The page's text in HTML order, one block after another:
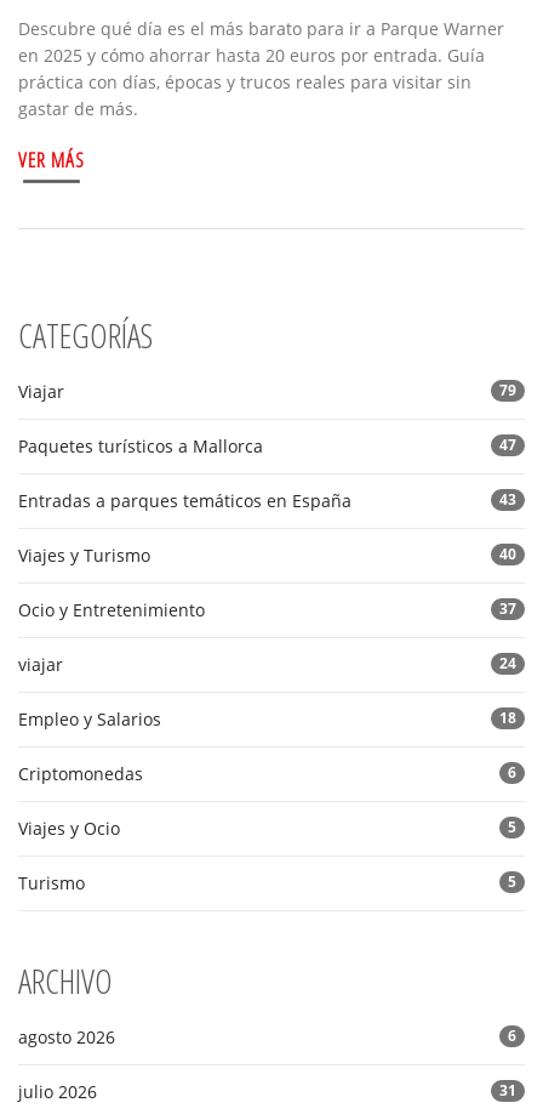
Descubre qué día es el más barato para ir a Parque Warner
en 2025 y cómo ahorrar hasta 20 euros por entrada. Guía
práctica con días, épocas y trucos reales para visitar sin
gastar de más.
VER MÁS
CATEGORÍAS
Viajar 79
Paquetes turísticos a Mallorca 47
Entradas a parques temáticos en España 43
Viajes y Turismo 40
Ocio y Entretenimiento 37
viajar 24
Empleo y Salarios 18
Criptomonedas 6
Viajes y Ocio 5
Turismo 5
ARCHIVO
agosto 2026 6
julio 2026 31